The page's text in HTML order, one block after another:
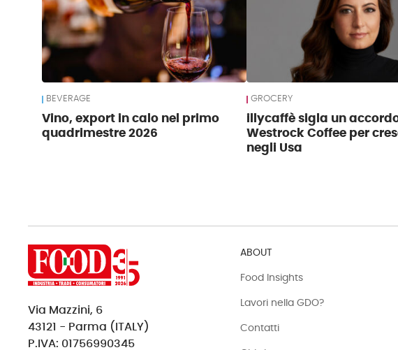
BEVERAGE
Vino, export in calo nel primo
quadrimestre 2026
GROCERY
illycaffè sigla un
Westrock Coffee per
negli Usa
Via Mazzini, 6
43121 - Parma (ITALY)
P.IVA: 01756990345
ABOUT
Food Insights
Lavori nella GDO?
Contatti